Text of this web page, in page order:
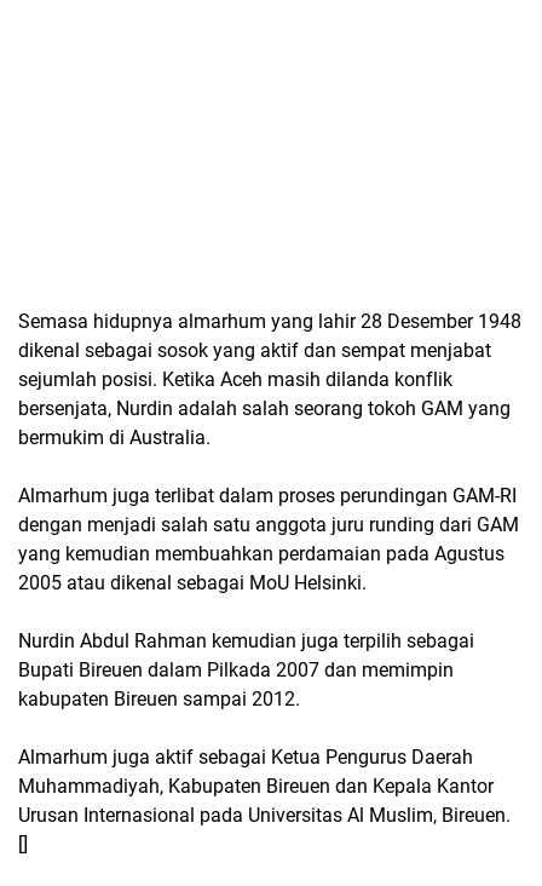
Semasa hidupnya almarhum yang lahir 28 Desember 1948
dikenal sebagai sosok yang aktif dan sempat menjabat
sejumlah posisi. Ketika Aceh masih dilanda konflik
bersenjata, Nurdin adalah salah seorang tokoh GAM yang
bermukim di Australia.
Almarhum juga terlibat dalam proses perundingan GAM-RI
dengan menjadi salah satu anggota juru runding dari GAM
yang kemudian membuahkan perdamaian pada Agustus
2005 atau dikenal sebagai MoU Helsinki.
Nurdin Abdul Rahman kemudian juga terpilih sebagai
Bupati Bireuen dalam Pilkada 2007 dan memimpin
kabupaten Bireuen sampai 2012.
Almarhum juga aktif sebagai Ketua Pengurus Daerah
Muhammadiyah, Kabupaten Bireuen dan Kepala Kantor
Urusan Internasional pada Universitas Al Muslim, Bireuen.
[]